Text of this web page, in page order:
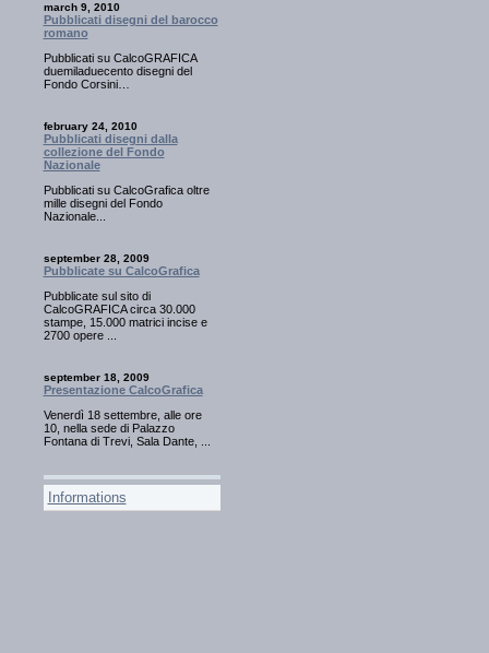
march 9, 2010
Pubblicati disegni del barocco
romano
Pubblicati su CalcoGRAFICA
duemiladuecento disegni del
Fondo Corsini…
february 24, 2010
Pubblicati disegni dalla
collezione del Fondo
Nazionale
Pubblicati su CalcoGrafica oltre
mille disegni del Fondo
Nazionale...
september 28, 2009
Pubblicate su CalcoGrafica
Pubblicate sul sito di
CalcoGRAFICA circa 30.000
stampe, 15.000 matrici incise e
2700 opere ...
september 18, 2009
Presentazione CalcoGrafica
Venerdì 18 settembre, alle ore
10, nella sede di Palazzo
Fontana di Trevi, Sala Dante, ...
Informations